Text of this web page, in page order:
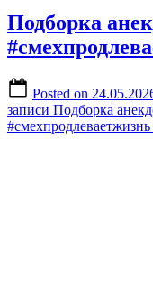
Подборка
Posted on
записи Подборка